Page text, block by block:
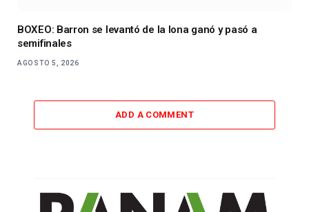
BOXEO: Barron se levantó de la lona ganó y pasó a
semifinales
AGOSTO 5, 2026
ADD A COMMENT